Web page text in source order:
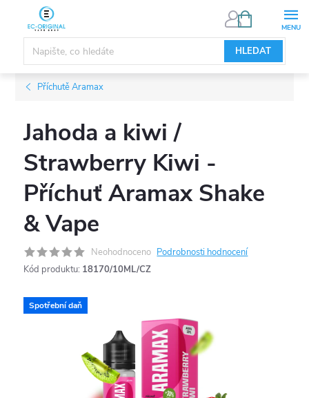
obsah
HLEDAT
NÁKUPNÍ
Příchutě Aramax
Jahoda a kiwi /
Strawberry Kiwi -
Příchuť Aramax Shake
& Vape
Neohodnoceno Podrobnosti hodnocení
Kód produktu: 18170/10ML/CZ
Spotřební daň